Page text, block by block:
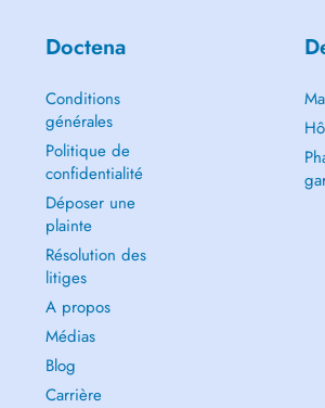
Doctena
Conditions
générales
Politique de
confidentialité
Déposer une
plainte
Résolution des
litiges
A propos
Médias
Blog
Carrière